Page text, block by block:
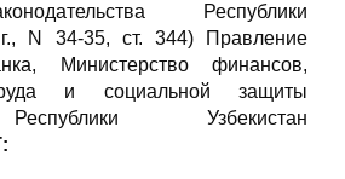
Республики
г., N 34-35, ст. 344) Правление
Министерство финансов,
и социальной защиты
Узбекистан
: